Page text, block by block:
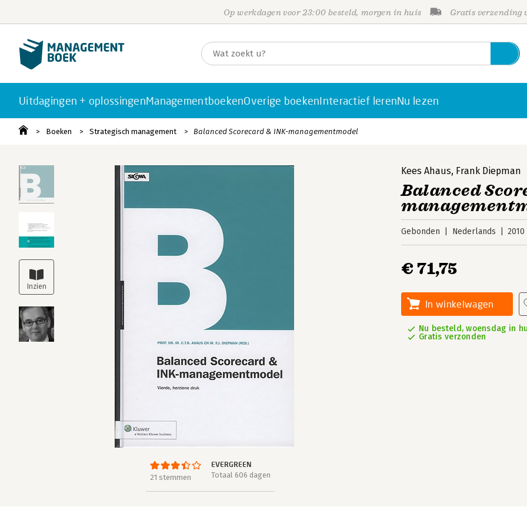
Op werkdagen voor 23:00 besteld, morgen in huis Gratis verzending
Uitdagingen + oplossingenManagementboekenOverige boekenInteractief lerenNu lezen
Boeken Strategisch management Balanced Scorecard & INK-managementmodel
21 stemmen
EVERGREEN
Totaal 606 dagen
Kees Ahaus, Frank Diepman
Balanced
Gebonden Nederlands 2010
€ 71,75
In winkelwagen
Nu besteld, woensdag in
Gratis verzonden